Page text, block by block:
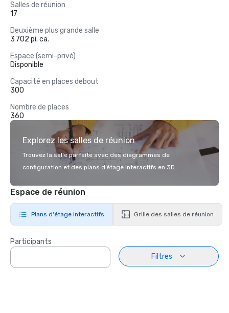
Salles de réunion
17
Deuxième plus grande salle
3 702 pi. ca.
Espace (semi-privé)
Disponible
Capacité en places debout
300
Nombre de places
360
Explorez les salles de réunion
Trouvez la salle parfaite avec des diagrammes de
configuration et des plans d’étage interactifs en 3D.
Espace de réunion
Plans d'étage interactifs Grille des salles de réunion
Participants
Filtres